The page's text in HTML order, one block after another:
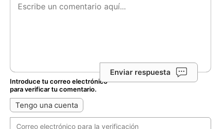
Enviar respuesta
Introduce tu correo electrónico
para verificar tu comentario.
Tengo una cuenta